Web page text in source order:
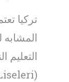
تركيا
المشابه